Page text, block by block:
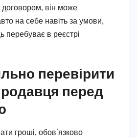
договором, він може
на себе навіть за умови,
перебуває в реєстрі
перевірити
перед
гроші, обов’язково